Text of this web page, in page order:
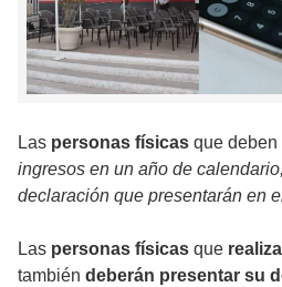
Las personas físicas que deben
ingresos en un año de
declaración que presentarán en
Las personas físicas que
también deberán presentar su